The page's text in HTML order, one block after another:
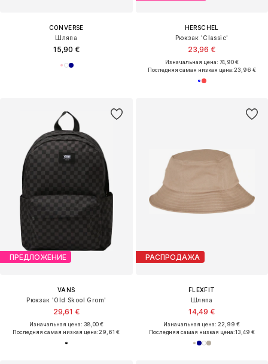
CONVERSE
Шляпа
15,90 €
HERSCHEL
Рюкзак 'Classic'
23,96 €
Изначальная цена: 74,90 €
Последняя самая низкая цена:23,96 €
ПРЕДЛОЖЕНИЕ
VANS
Рюкзак 'Old Skool Grom'
29,61 €
Изначальная цена: 38,00 €
Последняя самая низкая цена:29,61 €
РАСПРОДАЖА
FLEXFIT
Шляпа
14,49 €
Изначальная цена: 22,99 €
Последняя самая низкая цена:13,49 €